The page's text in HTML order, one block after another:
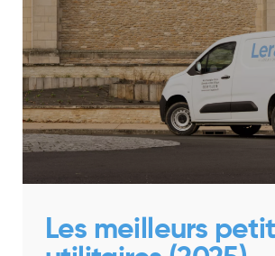
Les meilleurs